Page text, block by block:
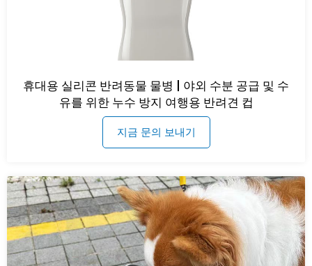
휴대용 실리콘 반려동물 물병 | 야외 수분 공급 및 수
유를 위한 누수 방지 여행용 반려견 컵
지금 문의 보내기